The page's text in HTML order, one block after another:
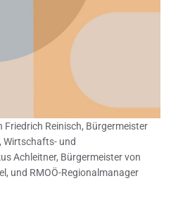
Reinisch, Bürgermeister
Wirtschafts- und
Achleitner, Bürgermeister von
und RMOÖ-Regionalmanager